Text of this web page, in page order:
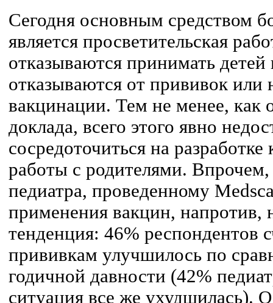
Сегодня основным средством
является просветительская
отказываются принимать
отказываются от прививок или
вакцинации. Тем не менее, как
доклада, всего этого явно
сосредоточиться на
работы с родителями. Впрочем,
педиатра, проведенному
применения вакцин, напротив,
тенденция: 46% респондентов
прививкам улучшилось по
годичной давности (42%
ситуация все же ухудшилась).